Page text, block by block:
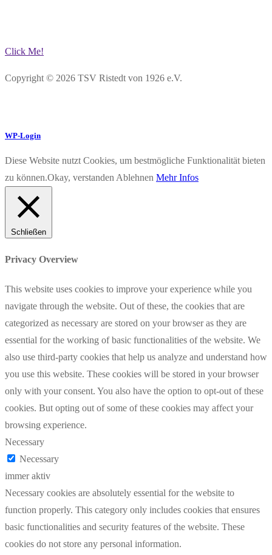
Click Me!
Copyright © 2026 TSV Ristedt von 1926 e.V.
WP-Login
Diese Website nutzt Cookies, um bestmögliche Funktionalität bieten
zu können.Okay, verstanden Ablehnen Mehr Infos
Schließen
Privacy Overview
This website uses cookies to improve your experience while you
navigate through the website. Out of these, the cookies that are
categorized as necessary are stored on your browser as they are
essential for the working of basic functionalities of the website. We
also use third-party cookies that help us analyze and understand how
you use this website. These cookies will be stored in your browser
only with your consent. You also have the option to opt-out of these
cookies. But opting out of some of these cookies may affect your
browsing experience.
Necessary
Necessary
immer aktiv
Necessary cookies are absolutely essential for the website to
function properly. This category only includes cookies that ensures
basic functionalities and security features of the website. These
cookies do not store any personal information.